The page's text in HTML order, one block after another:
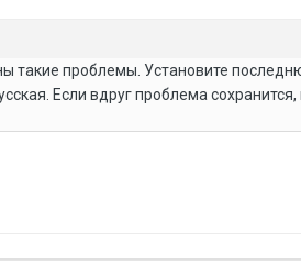
такие проблемы. Установите
Если вдруг проблема